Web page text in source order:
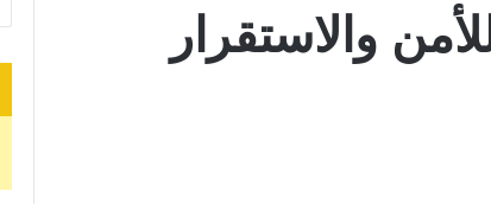
والاستقرار